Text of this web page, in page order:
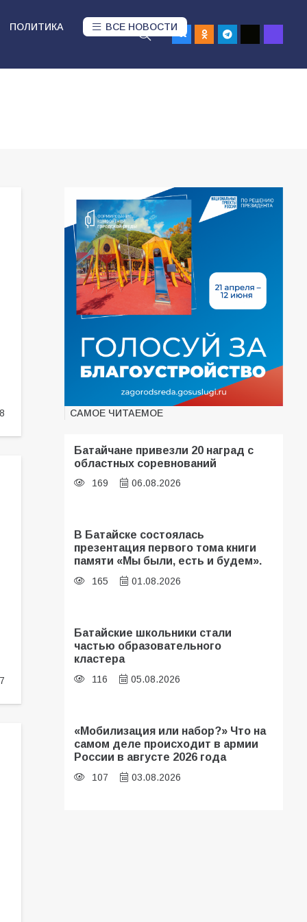
ПОЛИТИКА ВСЕ НОВОСТИ
САМОЕ ЧИТАЕМОЕ
Батайчане привезли 20 наград с
областных соревнований
169 06.08.2026
В Батайске состоялась
презентация первого тома книги
памяти «Мы были, есть и будем».
165 01.08.2026
Батайские школьники стали
частью образовательного
кластера
116 05.08.2026
«Мобилизация или набор?» Что на
самом деле происходит в армии
России в августе 2026 года
107 03.08.2026